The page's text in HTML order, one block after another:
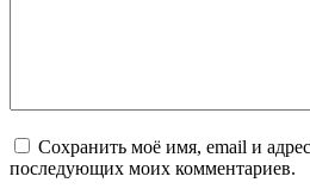
Сохранить моё имя, email и
последующих моих комментариев.